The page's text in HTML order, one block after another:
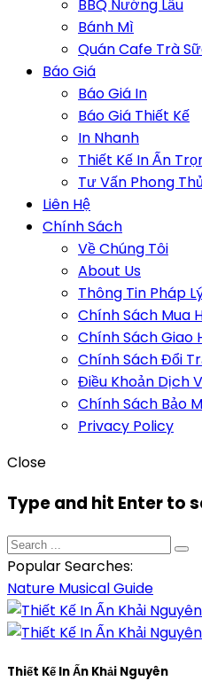
BBQ Nướng Lẩu
Bánh Mì
Quán Cafe Trà
Báo Giá
Báo Giá In
Báo Giá Thiết Kế
In Nhanh
Thiết Kế In Ấn
Tư Vấn Phong
Liên Hệ
Chính Sách
Về Chúng Tôi
About Us
Thông Tin Pháp
Chính Sách Mua
Chính Sách Giao
Chính Sách Đổi
Điều Khoản Dịch
Chính Sách Bảo
Privacy Policy
Close
Type and hit Enter to
Popular Searches:
Nature MusicalGuide
Thiết Kế In Ấn Khải Nguyên